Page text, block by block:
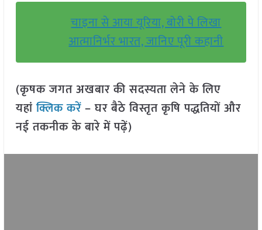
चाइना से आया यूरिया, बोरी पे लिखा
आत्मानिर्भर भारत, जानिए पूरी कहानी
(कृषक जगत अखबार की सदस्यता लेने के लिए
यहांक्लिक करें– घर बैठे विस्तृत कृषि पद्धतियों और
नई तकनीक के बारे में पढ़ें)